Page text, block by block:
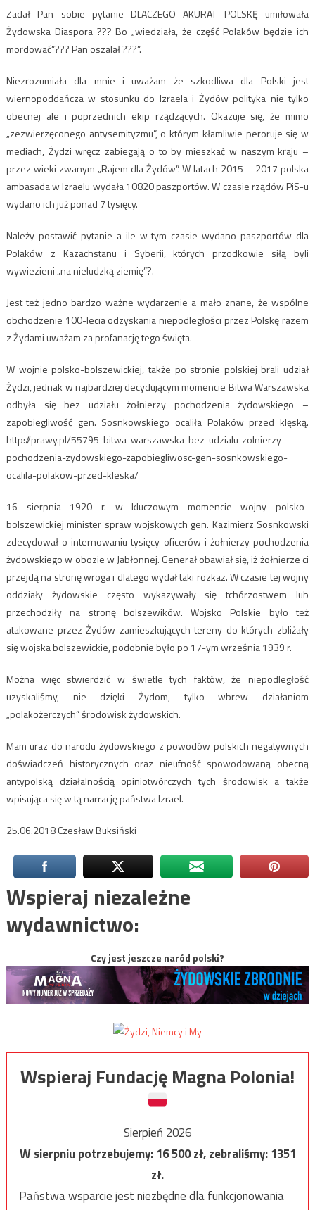
Zadał Pan sobie pytanie DLACZEGO AKURAT POLSKĘ umiłowała
Żydowska Diaspora ??? Bo „wiedziała, że część Polaków będzie ich
mordować”??? Pan oszalał ???”.
Niezrozumiała dla mnie i uważam że szkodliwa dla Polski jest
wiernopoddańcza w stosunku do Izraela i Żydów polityka nie tylko
obecnej ale i poprzednich ekip rządzących. Okazuje się, że mimo
„zezwierzęconego antysemityzmu”, o którym kłamliwie peroruje się w
mediach, Żydzi wręcz zabiegają o to by mieszkać w naszym kraju –
przez wieki zwanym „Rajem dla Żydów”. W latach 2015 – 2017 polska
ambasada w Izraelu wydała 10820 paszportów. W czasie rządów PiS-u
wydano ich już ponad 7 tysięcy.
Należy postawić pytanie a ile w tym czasie wydano paszportów dla
Polaków z Kazachstanu i Syberii, których przodkowie siłą byli
wywiezieni „na nieludzką ziemię”?.
Jest też jedno bardzo ważne wydarzenie a mało znane, że wspólne
obchodzenie 100-lecia odzyskania niepodległości przez Polskę razem
z Żydami uważam za profanację tego święta.
W wojnie polsko-bolszewickiej, także po stronie polskiej brali udział
Żydzi, jednak w najbardziej decydującym momencie Bitwa Warszawska
odbyła się bez udziału żołnierzy pochodzenia żydowskiego –
zapobiegliwość gen. Sosnkowskiego ocaliła Polaków przed klęską.
http://prawy.pl/55795-bitwa-warszawska-bez-udzialu-zolnierzy-
pochodzenia-zydowskiego-zapobiegliwosc-gen-sosnkowskiego-
ocalila-polakow-przed-kleska/
16 sierpnia 1920 r. w kluczowym momencie wojny polsko-
bolszewickiej minister spraw wojskowych gen. Kazimierz Sosnkowski
zdecydował o internowaniu tysięcy oficerów i żołnierzy pochodzenia
żydowskiego w obozie w Jabłonnej. Generał obawiał się, iż żołnierze ci
przejdą na stronę wroga i dlatego wydał taki rozkaz. W czasie tej wojny
oddziały żydowskie często wykazywały się tchórzostwem lub
przechodziły na stronę bolszewików. Wojsko Polskie było też
atakowane przez Żydów zamieszkujących tereny do których zbliżały
się wojska bolszewickie, podobnie było po 17-ym września 1939 r.
Można więc stwierdzić w świetle tych faktów, że niepodległość
uzyskaliśmy, nie dzięki Żydom, tylko wbrew działaniom
„polakożerczych” środowisk żydowskich.
Mam uraz do narodu żydowskiego z powodów polskich negatywnych
doświadczeń historycznych oraz nieufność spowodowaną obecną
antypolską działalnością opiniotwórczych tych środowisk a także
wpisująca się w tą narrację państwa Izrael.
25.06.2018 Czesław Buksiński
Wspieraj niezależne
wydawnictwo:
Czy jest jeszcze naród polski?
Wspieraj Fundację Magna Polonia!
Sierpień 2026
W sierpniu potrzebujemy:16 500zł, zebraliśmy:1351
zł.
Państwa wsparcie jest niezbędne dla funkcjonowania